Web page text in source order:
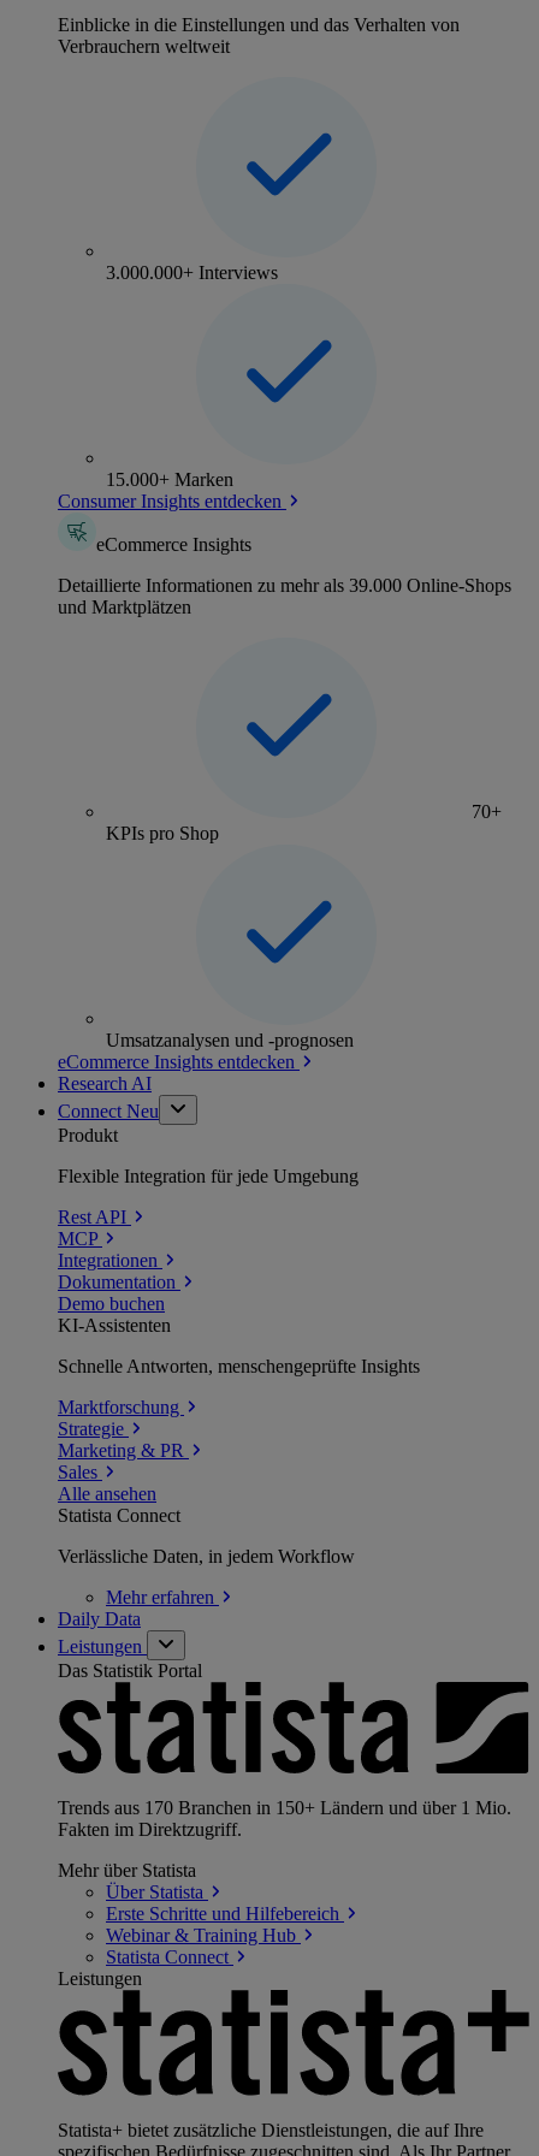
Einblicke in die Einstellungen und das Verhalten von
Verbrauchern weltweit
3.000.000+ Interviews
15.000+ Marken
Consumer Insights entdecken
eCommerce Insights
Detaillierte Informationen zu mehr als 39.000 Online-Shops
und Marktplätzen
70+
KPIs pro Shop
Umsatzanalysen und -prognosen
eCommerce Insights entdecken
Research AI
Connect Neu
Produkt
Flexible Integration für jede Umgebung
Rest API
MCP
Integrationen
Dokumentation
Demo buchen
KI-Assistenten
Schnelle Antworten, menschengeprüfte Insights
Marktforschung
Strategie
Marketing & PR
Sales
Alle ansehen
Statista Connect
Verlässliche Daten, in jedem Workflow
Mehrerfahren
Daily Data
Leistungen
Das Statistik Portal
Trends aus 170 Branchen in 150+ Ländern und über 1 Mio.
Fakten im Direktzugriff.
Mehr über Statista
Über Statista
Erste Schritte und Hilfebereich
Webinar & Training Hub
Statista Connect
Leistungen
Statista+ bietet zusätzliche Dienstleistungen, die auf Ihre
spezifischen Bedürfnisse zugeschnitten sind. Als Ihr Partner